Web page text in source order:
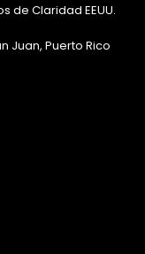
de Claridad EEUU.
Juan, Puerto Rico